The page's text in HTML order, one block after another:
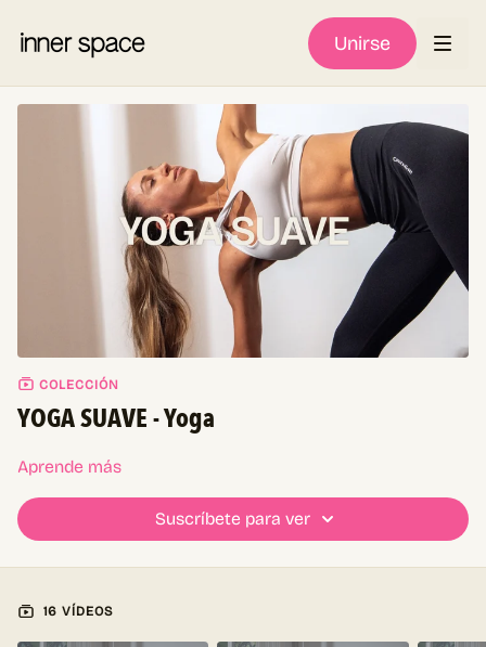
Unirse
COLECCIÓN
YOGA SUAVE - Yoga
Aprende más
Suscríbete para ver
16 VÍDEOS